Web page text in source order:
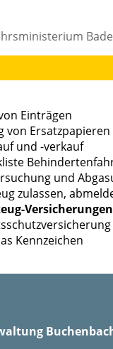
Einträgen
von Ersatzpapieren
und -verkauf
und
zulassen,
Versicherungen
Kennzeichen